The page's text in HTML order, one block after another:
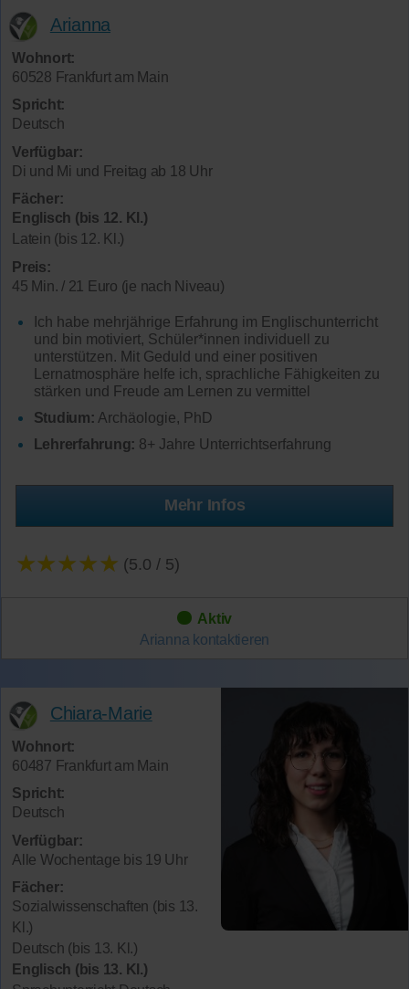
Arianna
Wohnort:
60528 Frankfurt am Main
Spricht:
Deutsch
Verfügbar:
Di und Mi und Freitag ab 18 Uhr
Fächer:
Englisch (bis 12. Kl.)
Latein (bis 12. Kl.)
Preis:
45 Min. / 21 Euro (je nach Niveau)
Ich habe mehrjährige Erfahrung im Englischunterricht
und bin motiviert, Schüler*innen individuell zu
unterstützen. Mit Geduld und einer positiven
Lernatmosphäre helfe ich, sprachliche Fähigkeiten zu
stärken und Freude am Lernen zu vermittel
Studium: Archäologie, PhD
Lehrerfahrung: 8+ Jahre Unterrichtserfahrung
Mehr Infos
★★★★★ (5.0 / 5)
Aktiv
Arianna kontaktieren
Chiara-Marie
Wohnort:
60487 Frankfurt am Main
Spricht:
Deutsch
Verfügbar:
Alle Wochentage bis 19 Uhr
Fächer:
Sozialwissenschaften (bis 13.
Kl.)
Deutsch (bis 13. Kl.)
Englisch (bis 13. Kl.)